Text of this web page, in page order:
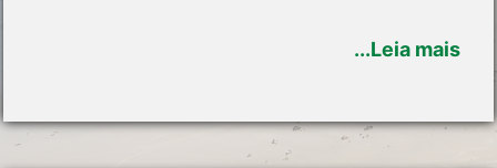
...Leia mais